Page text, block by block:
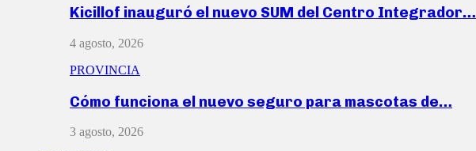
Kicillof inauguró el nuevo SUM del Centro Integrador…
4 agosto, 2026
PROVINCIA
Cómo funciona el nuevo seguro para mascotas de…
3 agosto, 2026